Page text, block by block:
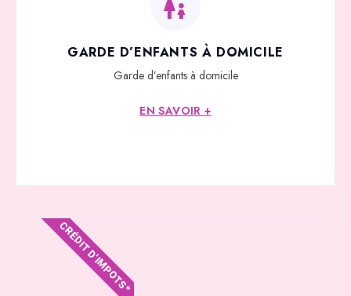
GARDE D’ENFANTS À DOMICILE
Garde d’enfants à domicile
EN SAVOIR +
CRÉDIT D'IMPOTS*